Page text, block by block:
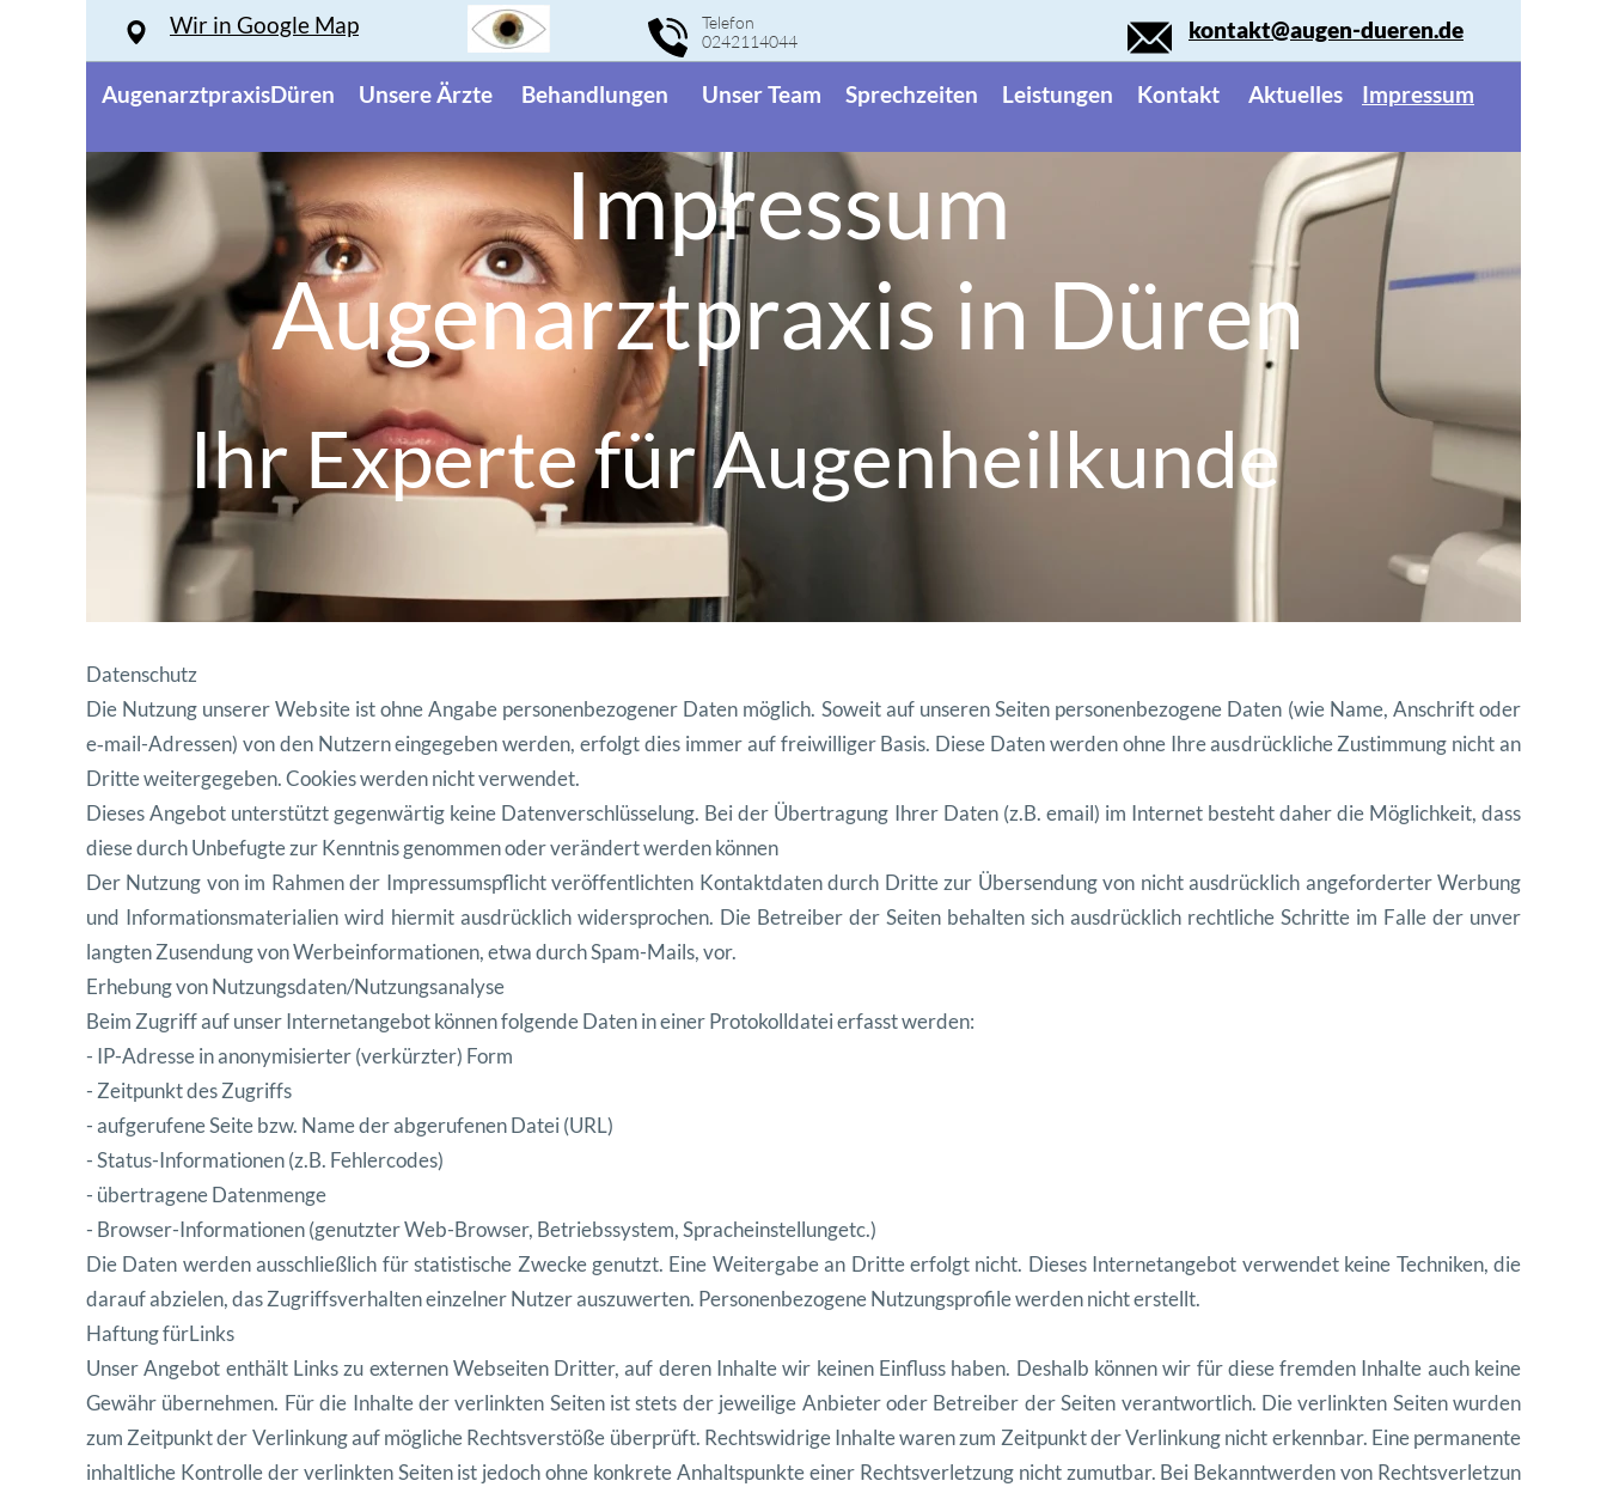
Wir in Google Map
Wir in Google Map Telefon kontakt@augen-dueren.de
0242114044
AugenarztpraxisDüren Unsere Ärzte Behandlungen Unser Team Sprechzeiten Leistungen Kontakt Aktuelles Impressum
Impressum
Augenarztpraxis in Düren
Ihr Experte für Augenheilkunde
Datenschutz
Die Nutzung unserer Website ist ohne Angabe personenbezogener Daten möglich. Soweit auf unseren Seiten personenbezogene Daten (wie Name, Anschrift oder
e‑mail-Adressen) von den Nutzern eingegeben werden, erfolgt dies immer auf freiwilliger Basis. Diese Daten werden ohne Ihre ausdrückliche Zustimmung nicht an
Dritte weitergegeben. Cookies werden nicht verwendet.
Dieses Angebot unterstützt gegenwärtig keine Datenverschlüsselung. Bei der Übertragung Ihrer Daten (z.B. email) im Internet besteht daher die Möglichkeit, dass
diese durch Unbefugte zur Kenntnis genommen oder verändert werden können
Der Nutzung von im Rahmen der Impressumspflicht veröffentlichten Kontaktdaten durch Dritte zur Übersendung von nicht ausdrücklich angeforderter Werbung
und Informationsmaterialien wird hiermit ausdrücklich widersprochen. Die Betreiber der Seiten behalten sich ausdrücklich rechtliche Schritte im Falle der unver
langten Zusendung von Werbeinformationen, etwa durch Spam-Mails, vor.
Erhebung von Nutzungsdaten/Nutzungsanalyse
Beim Zugriff auf unser Internetangebot können folgende Daten in einer Protokolldatei erfasst werden:
- IP-Adresse in anonymisierter (verkürzter) Form
- Zeitpunkt des Zugriffs
- aufgerufene Seite bzw. Name der abgerufenen Datei (URL)
- Status-Informationen (z.B. Fehlercodes)
- übertragene Datenmenge
- Browser-Informationen (genutzter Web-Browser, Betriebssystem, Spracheinstellungetc.)
Die Daten werden ausschließlich für statistische Zwecke genutzt. Eine Weitergabe an Dritte erfolgt nicht. Dieses Internetangebot verwendet keine Techniken, die
darauf abzielen, das Zugriffsverhalten einzelner Nutzer auszuwerten. Personenbezogene Nutzungsprofile werden nicht erstellt.
Haftung fürLinks
Unser Angebot enthält Links zu externen Webseiten Dritter, auf deren Inhalte wir keinen Einfluss haben. Deshalb können wir für diese fremden Inhalte auch keine
Gewähr übernehmen. Für die Inhalte der verlinkten Seiten ist stets der jeweilige Anbieter oder Betreiber der Seiten verantwortlich. Die verlinkten Seiten wurden
zum Zeitpunkt der Verlinkung auf mögliche Rechtsverstöße überprüft. Rechtswidrige Inhalte waren zum Zeitpunkt der Verlinkung nicht erkennbar. Eine permanente
inhaltliche Kontrolle der verlinkten Seiten ist jedoch ohne konkrete Anhaltspunkte einer Rechtsverletzung nicht zumutbar. Bei Bekanntwerden von Rechtsverletzun